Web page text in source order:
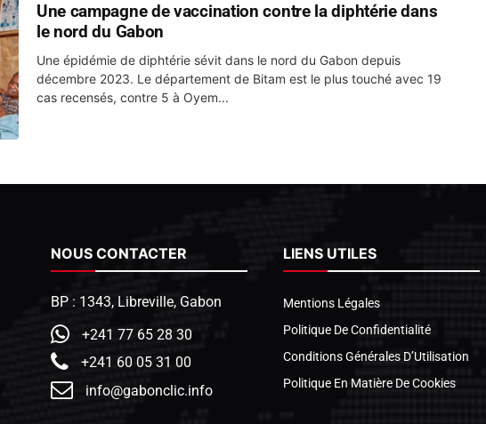
Une campagne de vaccination contre la diphtérie dans
le nord du Gabon
Une épidémie de diphtérie sévit dans le nord du Gabon depuis
décembre 2023. Le département de Bitam est le plus touché avec 19
cas recensés, contre 5 à Oyem...
NOUS CONTACTER
BP : 1343, Libreville, Gabon
+241 77 65 28 30
+241 60 05 31 00
info@gabonclic.info
LIENS UTILES
Mentions Légales
Politique De Confidentialité
Conditions Générales D’Utilisation
Politique En Matière De Cookies